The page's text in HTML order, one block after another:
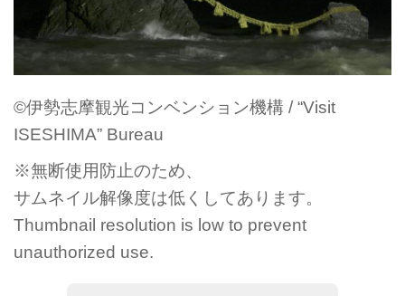
©伊勢志摩観光コンベンション機構 / “Visit
ISESHIMA” Bureau
※無断使用防止のため、
サムネイル解像度は低くしてあります。
Thumbnail resolution is low to prevent
unauthorized use.